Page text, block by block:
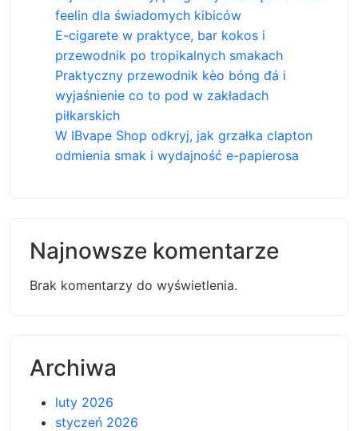
feelin dla świadomych kibiców
E-cigarete w praktyce, bar kokos i
przewodnik po tropikalnych smakach
Praktyczny przewodnik kèo bóng đá i
wyjaśnienie co to pod w zakładach
piłkarskich
W IBvape Shop odkryj, jak grzałka clapton
odmienia smak i wydajność e-papierosa
Najnowsze komentarze
Brak komentarzy do wyświetlenia.
Archiwa
luty 2026
styczeń 2026